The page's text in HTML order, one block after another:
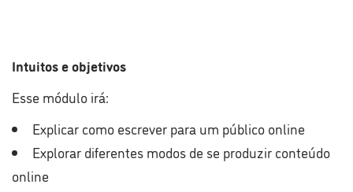
Intuitos e objetivos
Esse módulo irá:
Explicar como escrever para um público online
Explorar diferentes modos de se produzir conteúdo
online